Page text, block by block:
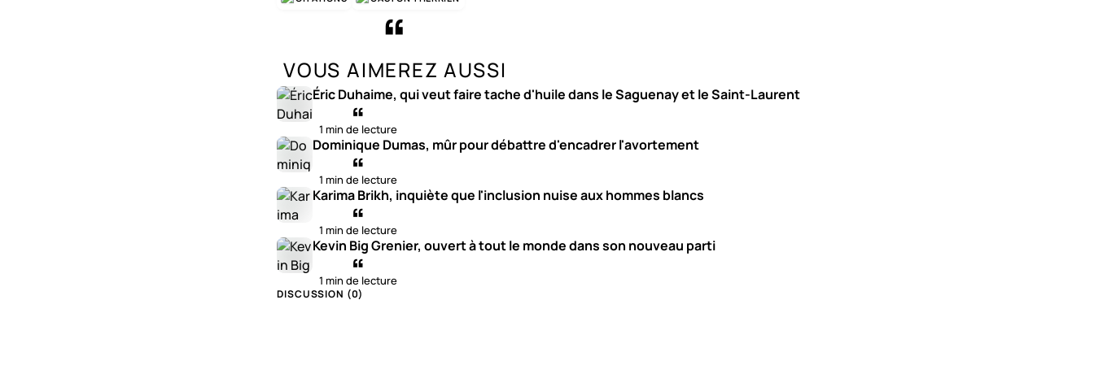
VOUS AIMEREZ AUSSI
Éric Duhaime, qui veut faire tache d'huile dans le Saguenay et le Saint-Laurent
1 min de lecture
Dominique Dumas, mûr pour débattre d'encadrer l'avortement
1 min de lecture
Karima Brikh, inquiète que l'inclusion nuise aux hommes blancs
1 min de lecture
Kevin Big Grenier, ouvert à tout le monde dans son nouveau parti
1 min de lecture
DISCUSSION (0)